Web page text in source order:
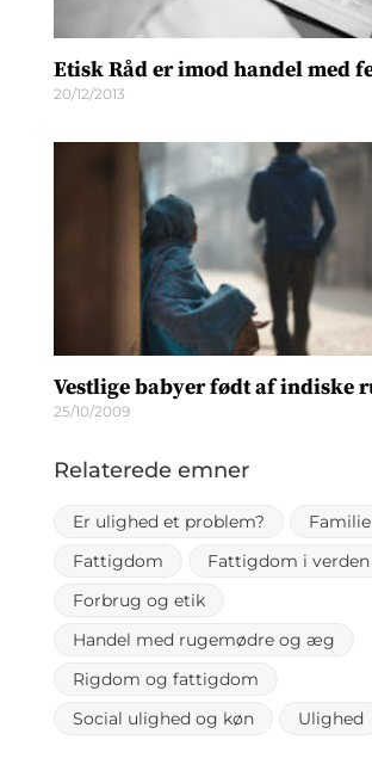
Etisk Råd er imod handel med
20/12/2013
Vestlige babyer født af indiske
25/10/2009
Relaterede emner
Er ulighed et problem?
Familie
Fattigdom
Fattigdom i verden
Forbrug og etik
Handel med rugemødre og æg
Rigdom og fattigdom
Social ulighed og køn
Ulighed